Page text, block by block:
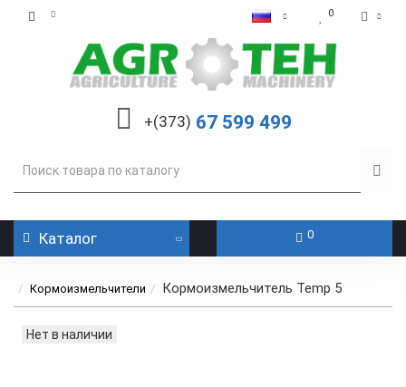
0
+(373) 67 599 499
Каталог 0
Кормоизмельчители Кормоизмельчитель Temp 5
Нет в наличии